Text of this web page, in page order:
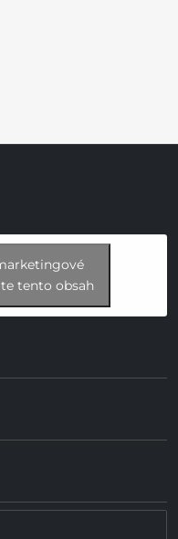
tento obsah